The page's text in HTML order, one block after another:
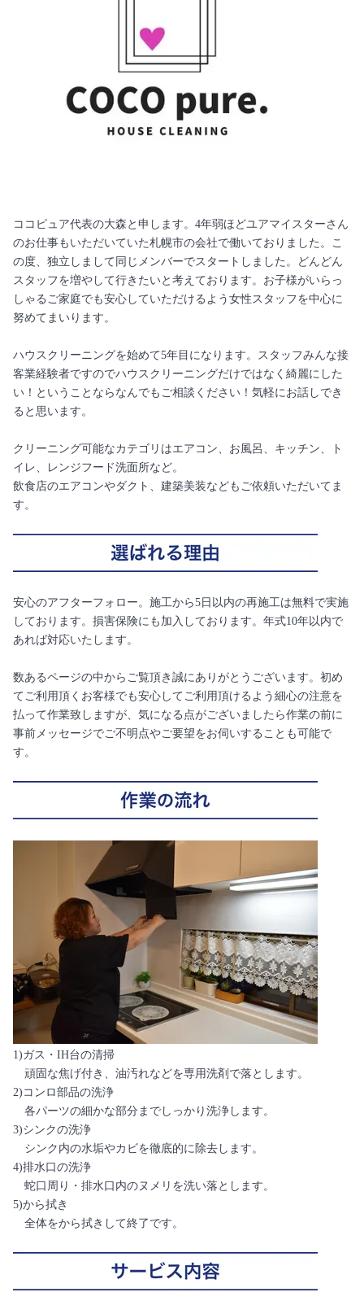
ココピュア代表の大森と申します。4年弱ほどユアマイスターさん
のお仕事もいただいていた札幌市の会社で働いておりました。こ
の度、独立しまして同じメンバーでスタートしました。どんどん
スタッフを増やして行きたいと考えております。お子様がいらっ
しゃるご家庭でも安心していただけるよう女性スタッフを中心に
努めてまいります。
ハウスクリーニングを始めて5年目になります。スタッフみんな接
客業経験者ですのでハウスクリーニングだけではなく綺麗にした
い！ということならなんでもご相談ください！気軽にお話しでき
ると思います。
クリーニング可能なカテゴリはエアコン、お風呂、キッチン、ト
イレ、レンジフード洗面所など。
飲食店のエアコンやダクト、建築美装などもご依頼いただいてま
す。
安心のアフターフォロー。施工から5日以内の再施工は無料で実施
しております。損害保険にも加入しております。年式10年以内で
あれば対応いたします。
数あるページの中からご覧頂き誠にありがとうございます。初め
てご利用頂くお客様でも安心してご利用頂けるよう細心の注意を
払って作業致しますが、気になる点がございましたら作業の前に
事前メッセージでご不明点やご要望をお伺いすることも可能で
す。
1)ガス・IH台の清掃
頑固な焦げ付き、油汚れなどを専用洗剤で落とします。
2)コンロ部品の洗浄
各パーツの細かな部分までしっかり洗浄します。
3)シンクの洗浄
シンク内の水垢やカビを徹底的に除去します。
4)排水口の洗浄
蛇口周り・排水口内のヌメリを洗い落とします。
5)から拭き
全体をから拭きして終了です。